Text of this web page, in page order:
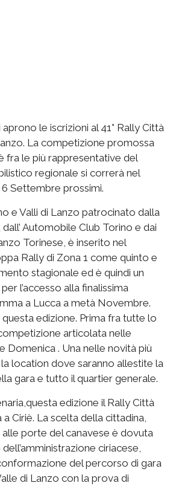
le iscrizioni al 41° Rally Città
La competizione promossa
fra le più rappresentative del
regionale si correrà nel
Settembre prossimi.
e Valli di Lanzo patrocinato dalla
Automobile Club Torino e dai
Torinese, è inserito nel
Rally di Zona 1 come quinto e
stagionale ed è quindi un
l’accesso alla finalissima
a Lucca a metà Novembre.
edizione. Prima fra tutte lo
articolata nelle
Domenica . Una nelle novità più
location dove saranno allestite la
gara e tutto il quartier generale.
edizione il Rally Città
Ciriè. La scelta della cittadina,
alle porte del canavese è dovuta
ciriacese,
del percorso di gara
di Lanzo con la prova di